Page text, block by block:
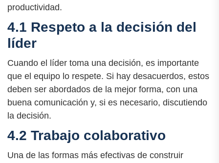
productividad.
4.1 Respeto a la decisión del
líder
Cuando el líder toma una decisión, es importante
que el equipo lo respete. Si hay desacuerdos, estos
deben ser abordados de la mejor forma, con una
buena comunicación y, si es necesario, discutiendo
la decisión.
4.2 Trabajo colaborativo
Una de las formas más efectivas de construir